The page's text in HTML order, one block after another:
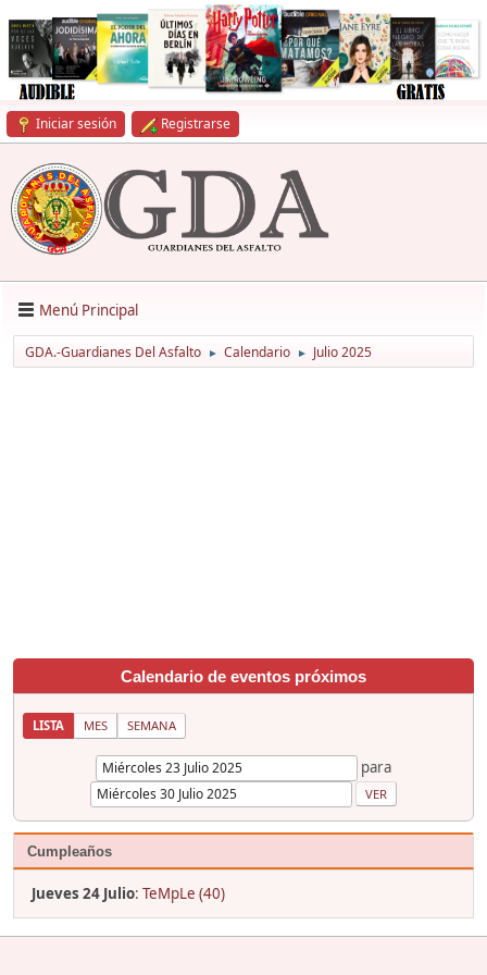
Iniciar sesión Registrarse
Menú Principal
GDA.-Guardianes Del Asfalto ► Calendario ► Julio 2025
Calendario de eventos próximos
LISTA MES SEMANA
para
Cumpleaños
Jueves 24 Julio: TeMpLe (40)